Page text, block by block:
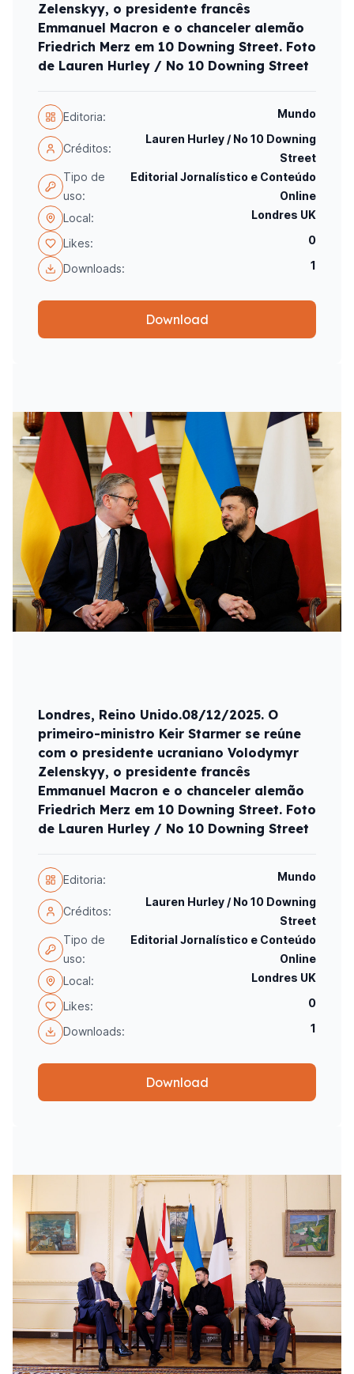
Zelenskyy, o presidente francês
Emmanuel Macron e o chanceler alemão
Friedrich Merz em 10 Downing Street. Foto
de Lauren Hurley / No 10 Downing Street
Editoria: Mundo
Créditos:
Lauren Hurley / No 10 Downing
Street
Tipo de
uso:
Editorial Jornalístico e Conteúdo
Online
Local:
Londres UK
Likes: 0
Downloads: 1
Download
Londres, Reino Unido.08/12/2025. O
primeiro-ministro Keir Starmer se reúne
com o presidente ucraniano Volodymyr
Zelenskyy, o presidente francês
Emmanuel Macron e o chanceler alemão
Friedrich Merz em 10 Downing Street. Foto
de Lauren Hurley / No 10 Downing Street
Editoria: Mundo
Créditos:
Lauren Hurley / No 10 Downing
Street
Tipo de
uso:
Editorial Jornalístico e Conteúdo
Online
Local:
Londres UK
Likes: 0
Downloads: 1
Download